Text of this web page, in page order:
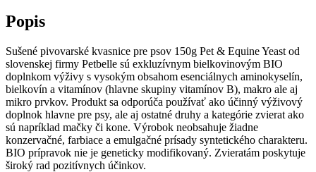
Popis
Sušené pivovarské kvasnice pre psov 150g Pet & Equine Yeast od
slovenskej firmy Petbelle sú exkluzívnym bielkovinovým BIO
doplnkom výživy s vysokým obsahom esenciálnych aminokyselín,
bielkovín a vitamínov (hlavne skupiny vitamínov B), makro ale aj
mikro prvkov. Produkt sa odporúča používať ako účinný výživový
doplnok hlavne pre psy, ale aj ostatné druhy a kategórie zvierat ako
sú napríklad mačky či kone. Výrobok neobsahuje žiadne
konzervačné, farbiace a emulgačné prísady syntetického charakteru.
BIO prípravok nie je geneticky modifikovaný. Zvieratám poskytuje
široký rad pozitívnych účinkov.